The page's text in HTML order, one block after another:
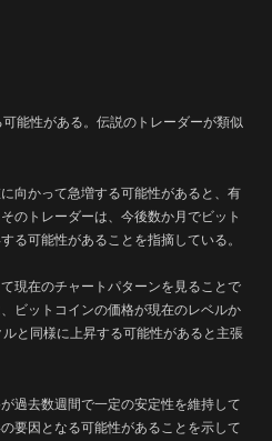
能性がある。伝説のトレーダーが類似
向かって急増する可能性があると、有
のトレーダーは、今後数か月でビット
る可能性があることを指摘している。
現在のチャートパターンを見ることで
ビットコインの価格が現在のレベルか
と同様に上昇する可能性があると主張
過去数週間で一定の安定性を維持して
要因となる可能性があることを示して